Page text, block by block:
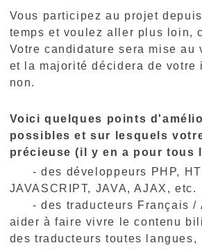
Vous participez au projet
temps et voulez aller plus loin,
Votre candidature sera mise au
et la majorité décidera de votre
non.
Voici quelques points
possibles et sur lesquels
précieuse (il y en a pour tous
- des développeurs PHP,
JAVASCRIPT, JAVA, AJAX, etc.
- des traducteurs Français /
aider à faire vivre le contenu
des traducteurs toutes langues,